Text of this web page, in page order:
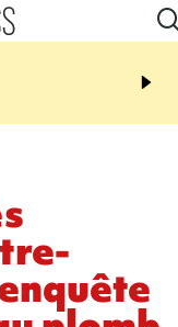
20:17
routière, concours de